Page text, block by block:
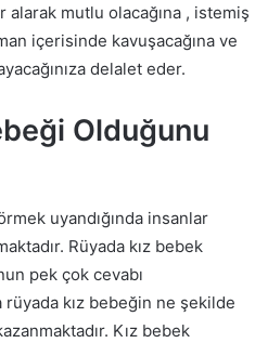
mutlu olacağına , istemiş
içerisinde kavuşacağına ve
delalet eder.
Olduğunu
uyandığında insanlar
Rüyada kız bebek
pek çok cevabı
rüyada kız bebeğin ne şekilde
Kız bebek